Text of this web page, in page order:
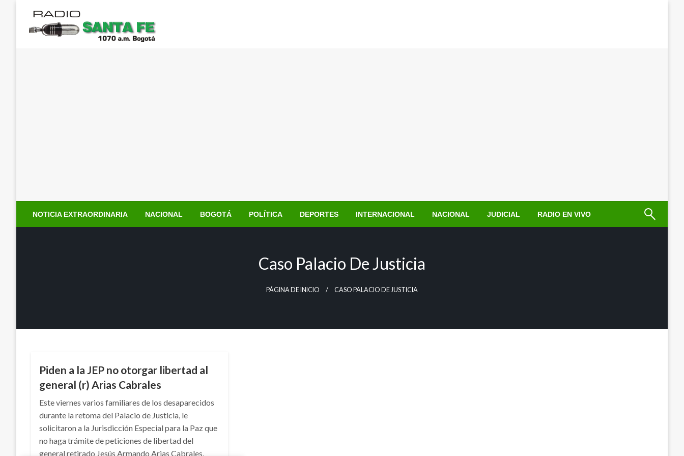
contenido
NOTICIA EXTRAORDINARIA NACIONAL BOGOTÁ POLÍTICA DEPORTES INTERNACIONAL NACIONAL JUDICIAL RADIO EN VIVO
Caso Palacio De Justicia
PÁGINA DE INICIO CASO PALACIO DE JUSTICIA
Piden a la JEP no otorgar libertad al
general (r) Arias Cabrales
Este viernes varios familiares de los desaparecidos
durante la retoma del Palacio de Justicia, le
solicitaron a la Jurisdicción Especial para la Paz que
no haga trámite de peticiones de libertad del
general retirado Jesús Armando Arias Cabrales,